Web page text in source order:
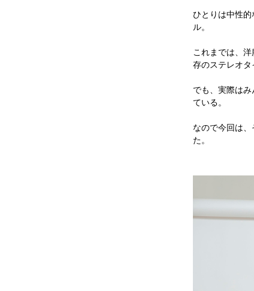
ひとりは中性
ル。
これまでは、
存のステレオタ
でも、実際は
ている。
なので今回は
た。